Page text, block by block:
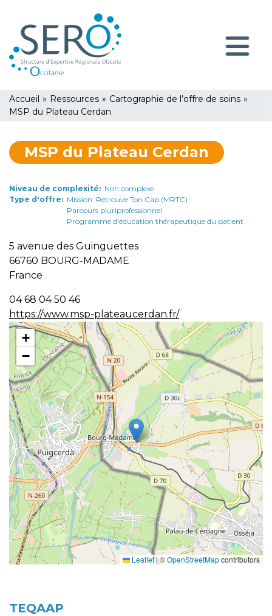
contenu
principal
principale
You
are
Accueil » Ressources » Cartographie de l’offre de soins »
MSP du Plateau Cerdan
MSP du Plateau Cerdan
Niveau de complexité
Non complexe
Type d'offre
Mission: Retrouve Ton Cap (MRTC)
Parcours pluriprofessionnel
Programme d'éducation thérapeutique du patient
5 avenue des Guinguettes
66760 BOURG-MADAME
France
04 68 04 50 46
https://www.msp-plateaucerdan.fr/
TEQAAP
+
−
Leaflet|©OpenStreetMapcontributors